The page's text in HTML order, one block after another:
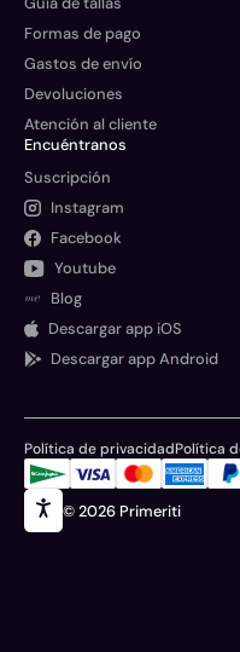
Formas de pago
Gastos de envío
Devoluciones
Atención al cliente
Encuéntranos
Suscripción
Instagram
Facebook
Youtube
Blog
Descargar app iOS
Descargar app Android
© 2026 Primeriti
Política de privacidadPolítica